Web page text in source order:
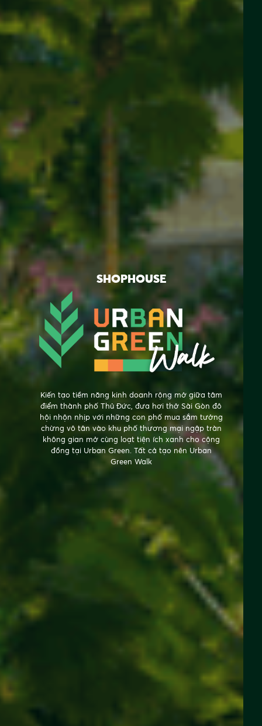
SHOPHOUSE
Kiến tạo tiềm năng kinh doanh rộng mở giữa tâm
điểm thành phố Thủ Đức, đưa hơi thở Sài Gòn đô
hội nhộn nhịp với những con phố mua sắm tưởng
chừng vô tân vào khu phố thương mại ngập tràn
không gian mở cùng loạt tiện ích xanh cho cộng
đồng tại Urban Green. Tất cả tạo nên Urban
Green Walk